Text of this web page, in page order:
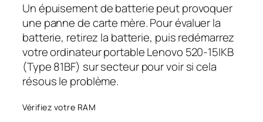
Un épuisement de batterie peut provoquer
une panne de carte mère. Pour évaluer la
batterie, retirez la batterie, puis redémarrez
votre ordinateur portable Lenovo 520-15IKB
(Type 81BF) sur secteur pour voir si cela
résous le problème.
Vérifiez votre RAM